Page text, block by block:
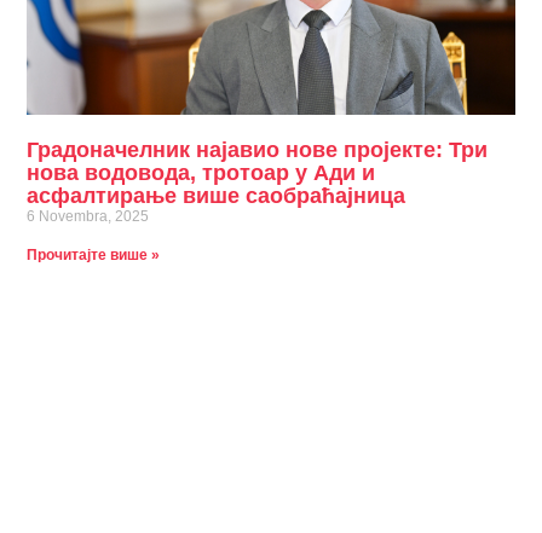
Градоначелник најавио нове пројекте: Три
нова водовода, тротоар у Ади и
асфалтирање више саобраћајница
6 Novembra, 2025
Прочитајте више »